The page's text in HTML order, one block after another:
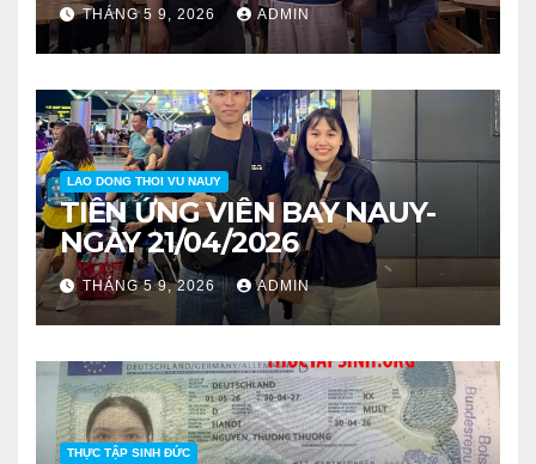
THÁNG 5 9, 2026 ADMIN
LAO DONG THOI VU NAUY
TIỄN ỨNG VIÊN BAY NAUY-
NGÀY 21/04/2026
THÁNG 5 9, 2026 ADMIN
THỰC TẬP SINH ĐỨC